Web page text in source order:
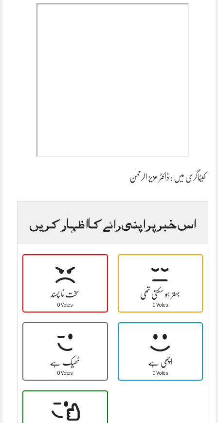
کیٹاگری میں : ڈاکٹر عزیز الرحمٰن
اس خبر پر اپنی رائے کا اظہار کریں
سخت نا پسند
0 Votes
بہتر ہو سکتی تھی
0 Votes
ٹھیک ہے
0 Votes
اچھی ہے
0 Votes